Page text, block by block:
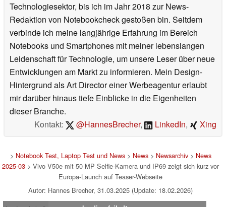
Technologiesektor, bis ich im Jahr 2018 zur News-
Redaktion von Notebookcheck gestoßen bin. Seitdem
verbinde ich meine langjährige Erfahrung im Bereich
Notebooks und Smartphones mit meiner lebenslangen
Leidenschaft für Technologie, um unsere Leser über neue
Entwicklungen am Markt zu informieren. Mein Design-
Hintergrund als Art Director einer Werbeagentur erlaubt
mir darüber hinaus tiefe Einblicke in die Eigenheiten
dieser Branche.
Kontakt:
@HannesBrecher, LinkedIn, Xing
> Notebook Test, Laptop Test und News> News> Newsarchiv> News
2025-03 > Vivo V50e mit 50 MP Selfie-Kamera und IP69 zeigt sich kurz vor
Europa-Launch auf Teaser-Webseite
Autor: Hannes Brecher, 31.03.2025 (Update: 18.02.2026)